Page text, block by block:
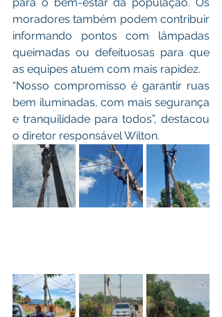
moradores também podem contribuir
informando pontos com lâmpadas
queimadas ou defeituosas para que
as equipes atuem com mais rapidez.
“Nosso compromisso é garantir ruas
bem iluminadas, com mais segurança
e tranquilidade para todos”, destacou
o diretor responsável Wilton.